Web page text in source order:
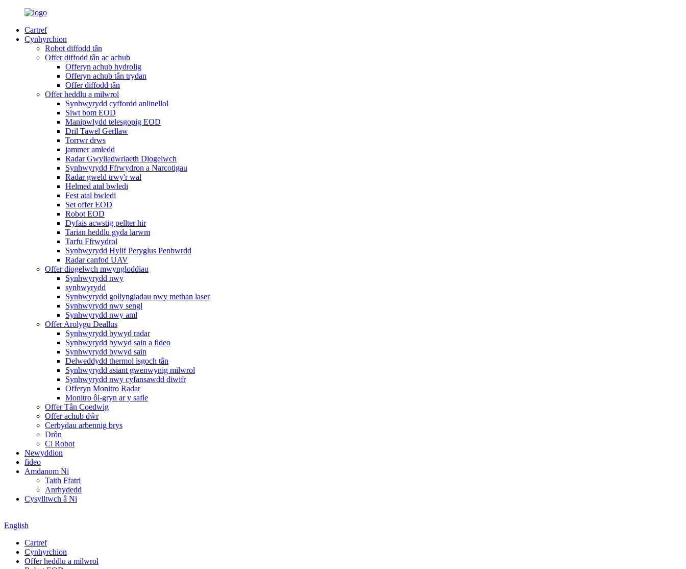
Cartref
Cynhyrchion
Robot diffodd tân
Offer diffodd tân ac achub
Offeryn achub hydrolig
Offeryn achub tân trydan
Offer diffodd tân
Offer heddlu a milwrol
Synhwyrydd cyffordd anlinellol
Siwt bom EOD
Manipwlydd telesgopig EOD
Dril Tawel Gerllaw
Torrwr drws
jammer amledd
Radar Gwyliadwriaeth Diogelwch
Synhwyrydd Ffrwydron a Narcotigau
Radar gweld trwy'r wal
Helmed atal bwledi
Fest atal bwledi
Set offer EOD
Robot EOD
Dyfais acwstig pellter hir
Tarian heddlu gyda larwm
Tarfu Ffrwydrol
Synhwyrydd Hylif Peryglus Penbwrdd
Radar canfod UAV
Offer diogelwch mwyngloddiau
Synhwyrydd nwy
synhwyrydd
Synhwyrydd gollyngiadau nwy methan laser
Synhwyrydd nwy sengl
Synhwyrydd nwy aml
Offer Arolygu Deallus
Synhwyrydd bywyd radar
Synhwyrydd bywyd sain a fideo
Synhwyrydd bywyd sain
Delweddydd thermol isgoch tân
Synhwyrydd asiant gwenwynig milwrol
Synhwyrydd nwy cyfansawdd diwifr
Offeryn Monitro Radar
Monitro ôl-gryn ar y safle
Offer Tân Coedwig
Offer achub dŵr
Cerbydau arbennig brys
Drôn
Ci Robot
Newyddion
fideo
Amdanom Ni
Taith Ffatri
Anrhydedd
Cysylltwch â Ni
English
Cartref
Cynhyrchion
Offer heddlu a milwrol